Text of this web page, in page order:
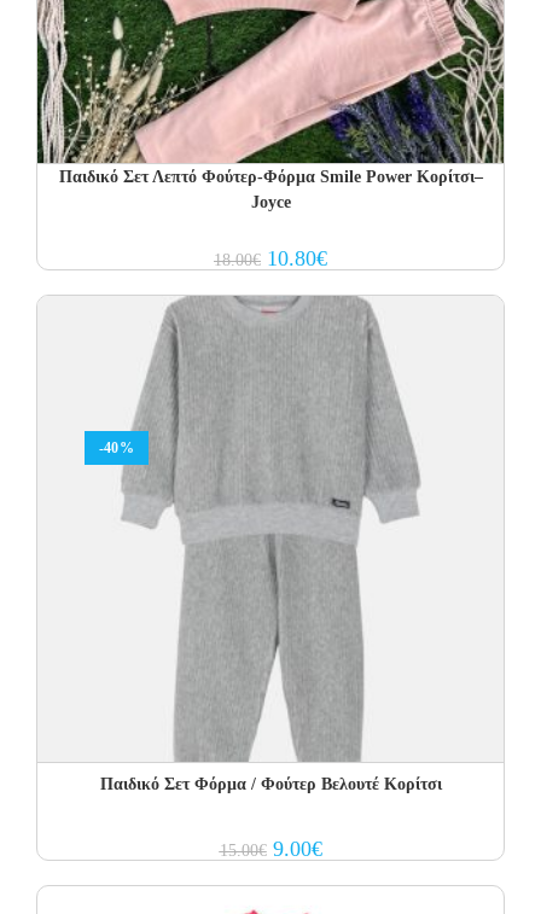
Παιδικό Σετ Λεπτό Φούτερ-Φόρμα Smile Power Κορίτσι–
Joyce
18.00€ Original
price
18.00€.
10.80€Current
price
10.80€.
-40%
Παιδικό Σετ Φόρμα / Φούτερ Βελουτέ Κορίτσι
15.00€ Original
price
9.00€Current
price